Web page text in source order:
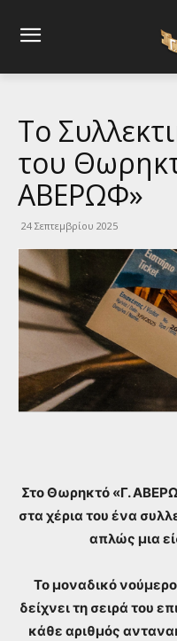
Το
του
ΑΒΕΡΩΦ»
24 Σεπτεμβρίου 2025
Στο Θωρηκτό «Γ.
στα χέρια του ένα
απλώς μια
Το μοναδικό
δείχνει τη σειρά του
κάθε αριθμός